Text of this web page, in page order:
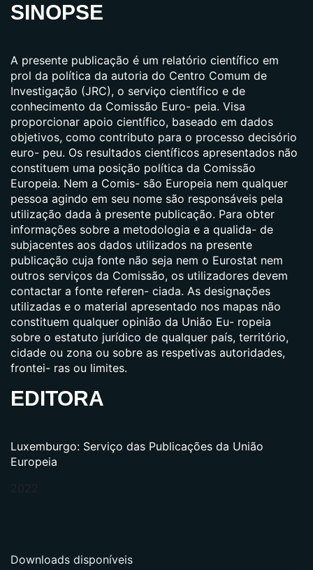
SINOPSE
A presente publicação é um relatório científico em
prol da política da autoria do Centro Comum de
Investigação (JRC), o serviço científico e de
conhecimento da Comissão Euro- peia. Visa
proporcionar apoio científico, baseado em dados
objetivos, como contributo para o processo decisório
euro- peu. Os resultados científicos apresentados não
constituem uma posição política da Comissão
Europeia. Nem a Comis- são Europeia nem qualquer
pessoa agindo em seu nome são responsáveis pela
utilização dada à presente publicação. Para obter
informações sobre a metodologia e a qualida- de
subjacentes aos dados utilizados na presente
publicação cuja fonte não seja nem o Eurostat nem
outros serviços da Comissão, os utilizadores devem
contactar a fonte referen- ciada. As designações
utilizadas e o material apresentado nos mapas não
constituem qualquer opinião da União Eu- ropeia
sobre o estatuto jurídico de qualquer país, território,
cidade ou zona ou sobre as respetivas autoridades,
frontei- ras ou limites.
EDITORA
Luxemburgo: Serviço das Publicações da União
Europeia
Downloads disponíveis